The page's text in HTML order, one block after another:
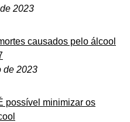
2023
causados pelo álcool
de 2023
possível minimizar os